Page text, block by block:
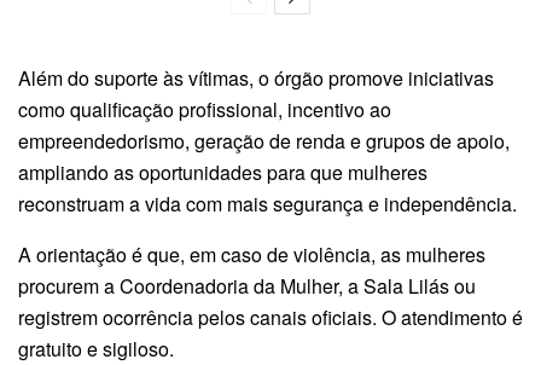
Além do suporte às vítimas, o órgão promove iniciativas
como qualificação profissional, incentivo ao
empreendedorismo, geração de renda e grupos de apoio,
ampliando as oportunidades para que mulheres
reconstruam a vida com mais segurança e independência.
A orientação é que, em caso de violência, as mulheres
procurem a Coordenadoria da Mulher, a Sala Lilás ou
registrem ocorrência pelos canais oficiais. O atendimento é
gratuito e sigiloso.